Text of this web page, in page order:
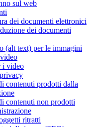
sul web
dei documenti elettronici
dei documenti
(alt text) per le immagini
i video
contenuti prodotti dalla
contenuti non prodotti
ritratti